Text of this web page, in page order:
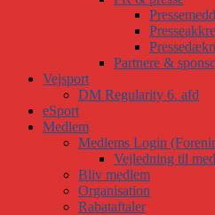
Partnere &
Vejsport
DM Regularity 6. afd
eSport
Medlem
Medlems Login
Vejledning til
Bliv medlem
Organisation
Rabataftaler